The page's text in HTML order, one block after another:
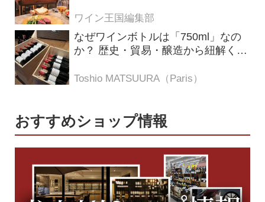
ワイン王国編集部
なぜワインボトルは「750ml」なの
か？ 歴史・貿易・醸造から紐解く4
Toshio MATSUURA（Paris）
おすすめショップ情報